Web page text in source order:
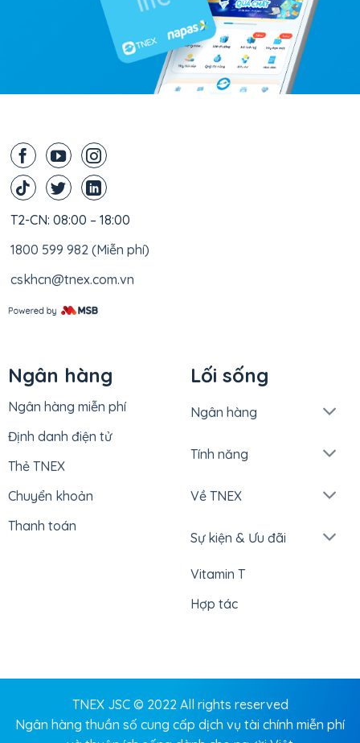
T2-CN: 08:00 – 18:00
1800 599 982 (Miễn phí)
cskhcn@tnex.com.vn
Ngân hàng
Ngân hàng miễn phí
Định danh điện tử
Thẻ TNEX
Chuyển khoản
Thanh toán
Lối sống
Ngân hàng
Tính năng
Về TNEX
Sự kiện & Ưu đãi
Vitamin T
Hợp tác
TNEX JSC © 2022 All rights reserved
Ngân hàng thuần số cung cấp dịch vụ tài chính miễn phí